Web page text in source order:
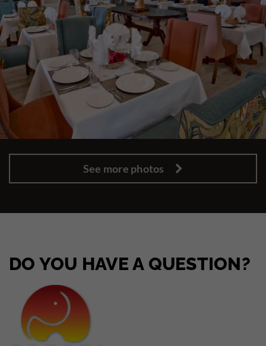
See more photos
DO YOU HAVE A QUESTION?